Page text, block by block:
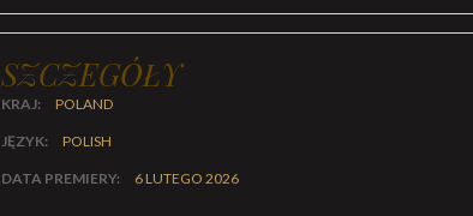
SZCZEGÓŁY
KRAJ: POLAND
JĘZYK: POLISH
DATA PREMIERY: 6 LUTEGO 2026